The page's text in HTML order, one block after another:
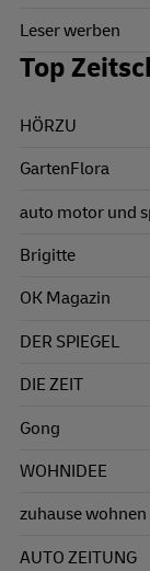
Leser werben
Top
HÖRZU
GartenFlora
auto motor und
Brigitte
OK Magazin
DER SPIEGEL
DIE ZEIT
Gong
WOHNIDEE
zuhause wohnen
AUTO ZEITUNG